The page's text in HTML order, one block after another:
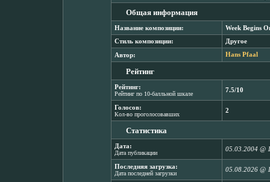
Общая информация
Название композиции: Week Begins
Стиль композиции: Другое
Автор: Hans Pfaal
Рейтинг
Рейтинг:
Рейтинг по 10-балльной шкале
7.5/10
Голосов:
Кол-во проголосовавших
2
Статистика
Дата:
Дата публикации
05.03.2004 @
Последняя загрузка:
Дата последней загрузки
05.08.2026 @